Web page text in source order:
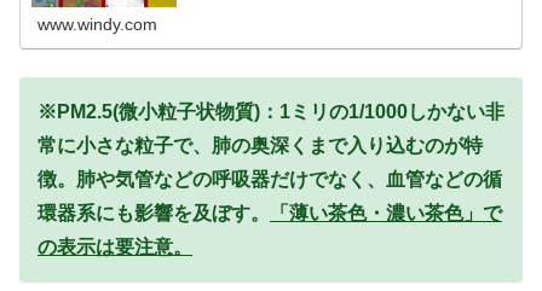
www.windy.com
※PM2.5(微小粒子状物質)：1ミリの1/1000しかない非
常に小さな粒子で、肺の奥深くまで入り込むのが特
徴。肺や気管などの呼吸器だけでなく、血管などの循
環器系にも影響を及ぼす。
「薄い茶色・濃い茶色」で
の表示は要注意。